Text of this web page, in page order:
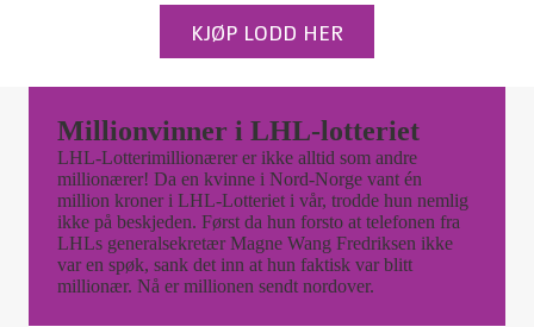
KJØP LODD HER
Millionvinner i LHL-lotteriet
LHL-Lotterimillionærer er ikke alltid som andre
millionærer! Da en kvinne i Nord-Norge vant én
million kroner i LHL-Lotteriet i vår, trodde hun nemlig
ikke på beskjeden. Først da hun forsto at telefonen fra
LHLs generalsekretær Magne Wang Fredriksen ikke
var en spøk, sank det inn at hun faktisk var blitt
millionær. Nå er millionen sendt nordover.